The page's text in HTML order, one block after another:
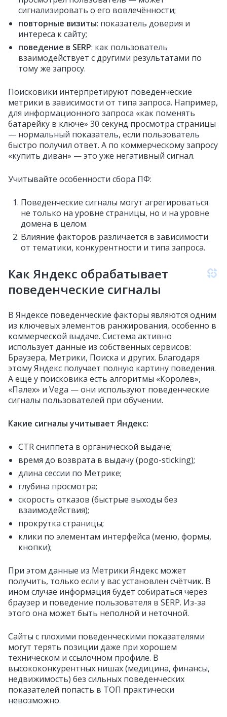
сигнализировать о его вовлечённости;
повторные визиты: показатель доверия и
интереса к сайту;
поведение в SERP: как пользователь
взаимодействует с другими результатами по
тому же запросу.
Поисковики интерпретируют поведенческие
метрики в зависимости от типа запроса. Например,
для информационного запроса «как поменять
батарейку в ключе» 30 секунд просмотра страницы
— нормальный показатель, если пользователь
быстро получил ответ. А по коммерческому запросу
«купить диван» — это уже негативный сигнал.
Учитывайте особенности сбора ПФ:
Поведенческие сигналы могут агрегироваться
не только на уровне страницы, но и на уровне
домена в целом.
Влияние факторов различается в зависимости
от тематики, конкурентности и типа запроса.
Как Яндекс обрабатывает
поведенческие сигналы
В Яндексе поведенческие факторы являются одним
из ключевых элементов ранжирования, особенно в
коммерческой выдаче. Система активно
использует данные из собственных сервисов:
Браузера, Метрики, Поиска и других. Благодаря
этому Яндекс получает полную картину поведения.
А ещё у поисковика есть алгоритмы «Королёв»,
«Палех» и Vega — они используют поведенческие
сигналы пользователей при обучении.
Какие сигналы учитывает Яндекс:
CTR сниппета в органической выдаче;
время до возврата в выдачу (pogo-sticking);
длина сессии по Метрике;
глубина просмотра;
скорость отказов (быстрые выходы без
взаимодействия);
прокрутка страницы;
клики по элементам интерфейса (меню, формы,
кнопки);
При этом данные из Метрики Яндекс может
получить, только если у вас установлен счётчик. В
ином случае информация будет собираться через
браузер и поведение пользователя в SERP. Из-за
этого она может быть неполной и неточной.
Сайты с плохими поведенческими показателями
могут терять позиции даже при хорошем
техническом и ссылочном профиле. В
высококонкурентных нишах (медицина, финансы,
недвижимость) без сильных поведенческих
показателей попасть в ТОП практически
невозможно.